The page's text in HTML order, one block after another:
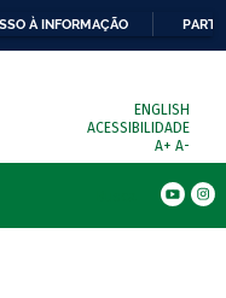
À INFORMAÇÃO
ENGLISH
ACESSIBILIDADE
A+ A-